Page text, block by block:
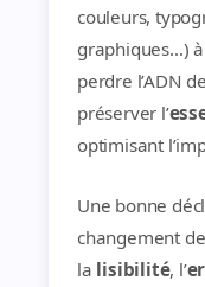
couleurs,
graphiques…)
perdre l’ADN
préserver l’
optimisant
Une bonne
changement
la lisibilité, l’